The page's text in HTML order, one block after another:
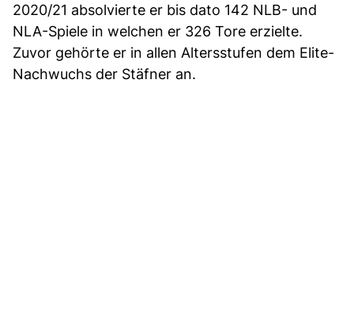
2020/21 absolvierte er bis dato 142 NLB- und
NLA-Spiele in welchen er 326 Tore erzielte.
Zuvor gehörte er in allen Altersstufen dem Elite-
Nachwuchs der Stäfner an.